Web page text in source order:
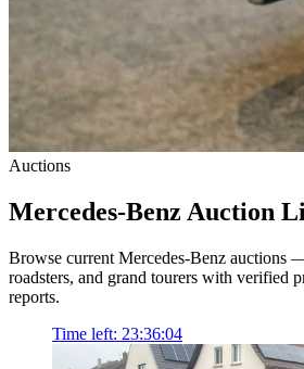
Auctions
Mercedes-Benz Auction
Browse current Mercedes-Benz auctions
roadsters, and grand tourers with verified
reports.
Time left: 23:36:04